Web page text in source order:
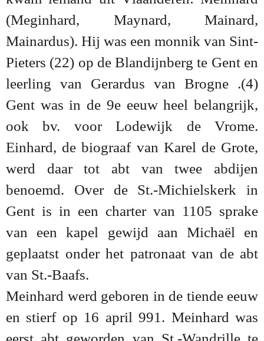
(Meginhard, Maynard, Mainard,
Mainardus). Hij was een monnik van Sint-
Pieters (22) op de Blandijnberg te Gent en
leerling van Gerardus van Brogne .(4)
Gent was in de 9e eeuw heel belangrijk,
ook bv. voor Lodewijk de Vrome.
Einhard, de biograaf van Karel de Grote,
werd daar tot abt van twee abdijen
benoemd. Over de St.-Michielskerk in
Gent is in een charter van 1105 sprake
van een kapel gewijd aan Michaël en
geplaatst onder het patronaat van de abt
van St.-Baafs.
Meinhard werd geboren in de tiende eeuw
en stierf op 16 april 991. Meinhard was